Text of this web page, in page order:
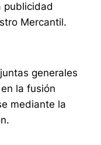
publicidad
Mercantil.
generales
la fusión
mediante la